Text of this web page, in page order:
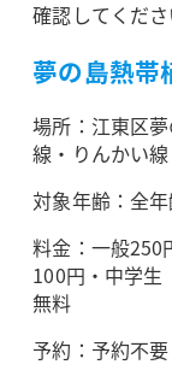
確認してくださ
夢の島熱帯
場所：江東区
線・りんかい
対象年齢：全年
料金：一般250
100円・中学生
無料
予約：予約不要